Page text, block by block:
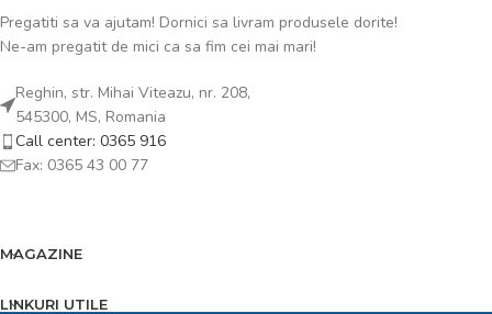
Pregatiti sa va ajutam! Dornici sa livram produsele dorite!
Ne-am pregatit de mici ca sa fim cei mai mari!
Reghin, str. Mihai Viteazu, nr. 208,
545300, MS, Romania
Call center: 0365 916
Fax: 0365 43 00 77
MAGAZINE
LINKURI UTILE